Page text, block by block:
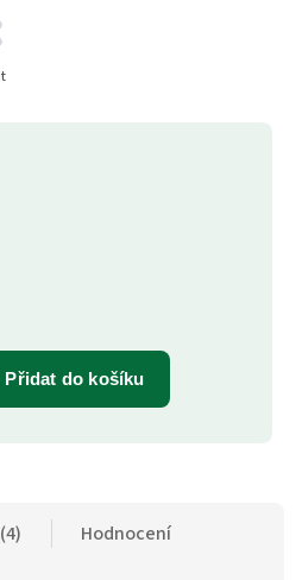
Přidat do košíku
Hodnocení